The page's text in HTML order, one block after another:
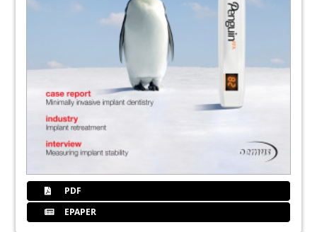
PDF
EPAPER